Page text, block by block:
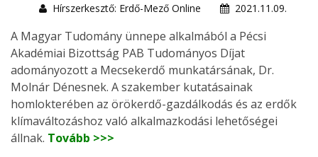
Hírszerkesztő: Erdő-Mező Online
2021.11.09.
A Magyar Tudomány ünnepe alkalmából a Pécsi
Akadémiai Bizottság PAB Tudományos Díjat
adományozott a Mecsekerdő munkatársának, Dr.
Molnár Dénesnek. A szakember kutatásainak
homlokterében az örökerdő-gazdálkodás és az erdők
klímaváltozáshoz való alkalmazkodási lehetőségei
állnak. Tovább >>>